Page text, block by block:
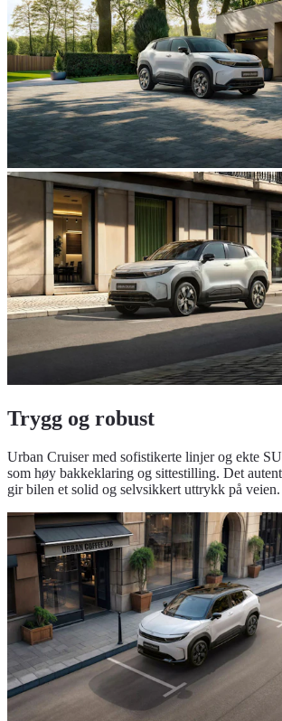
Trygg og robust
Urban Cruiser med sofistikerte linjer og ekte
som høy bakkeklaring og sittestilling. Det
gir bilen et solid og selvsikkert uttrykk på veien.